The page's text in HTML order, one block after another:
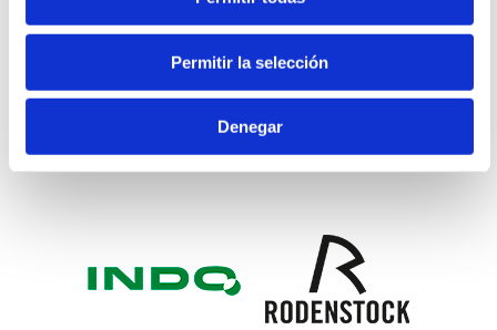
Permitir la selección
Denegar